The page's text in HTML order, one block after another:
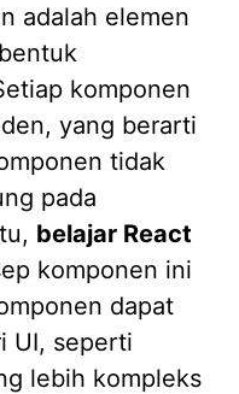
adalah elemen
komponen
yang berarti
tidak
pada
belajar React
komponen ini
dapat
UI, seperti
lebih kompleks